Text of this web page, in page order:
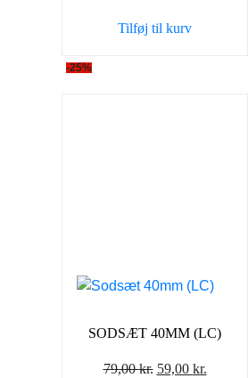
98,00 kr..
Tilføj til kurv
-25%
SODSÆT 40MM (LC)
79,00kr. Den
59,00 kr.